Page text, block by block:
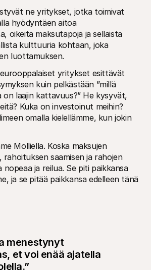
ne yritykset, jotka toimivat
hyödyntäen aitoa
oikeita maksutapoja ja sellaista
kulttuuria kohtaan, joka
luottamuksen.
yritykset esittävät
kuin pelkästään ”millä
on laajin kattavuus?” He kysyvät,
Kuka on investoinut meihin?
omalla kielellämme, kun jokin
Molliella. Koska maksujen
saamisen ja rahojen
nopeaa ja reilua. Se piti paikkansa
ja se pitää paikkansa edelleen tänä
menestynyt
et voi enää ajatella